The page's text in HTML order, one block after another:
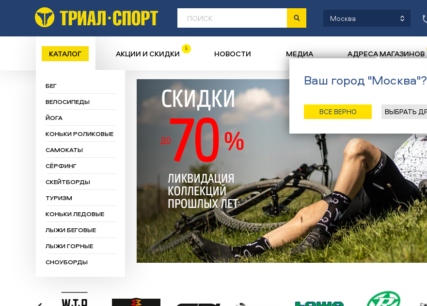
Москва
КАТАЛОГ
БЕГ
ВЕЛОСИПЕДЫ
ЙОГА
КОНЬКИ РОЛИКОВЫЕ
САМОКАТЫ
СЁРФИНГ
СКЕЙТБОРДЫ
ТУРИЗМ
КОНЬКИ ЛЕДОВЫЕ
ЛЫЖИ БЕГОВЫЕ
ЛЫЖИ ГОРНЫЕ
СНОУБОРДЫ
АКЦИИ И СКИДКИ 5 НОВОСТИ МЕДИА АДРЕСА МАГАЗИНОВ
Ваш город "Москва"?
ВСЕ ВЕРНО ВЫБРАТЬ